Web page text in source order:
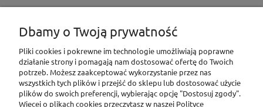
MOJE KONTO
Dbamy o Twoją prywatność
Pliki cookies i pokrewne im technologie umożliwiają poprawne
działanie strony i pomagają nam dostosować ofertę do Twoich
potrzeb. Możesz zaakceptować wykorzystanie przez nas
wszystkich tych plików i przejść do sklepu lub dostosować użycie
plików do swoich preferencji, wybierając opcję "Dostosuj zgody".
Więcej o plikach cookies przeczytasz w naszej Polityce